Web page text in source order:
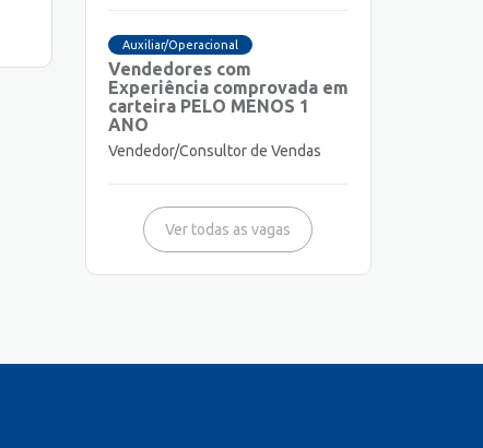
Auxiliar/Operacional
Vendedores com
Experiência comprovada em
carteira PELO MENOS 1
ANO
Vendedor/Consultor de Vendas
Ver todas as vagas